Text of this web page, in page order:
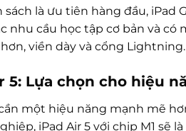
sách là ưu tiên hàng đầu, iPad
nhu cầu học tập cơ bản và có
viền dày và cổng Lightning.
5: Lựa chọn cho hiệu
một hiệu năng mạnh mẽ
iPad Air 5 với chip M1 sẽ